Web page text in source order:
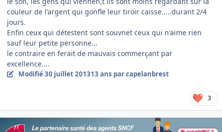
couleur de l'argent qui gonfle leur tiroir caisse.....durant 2/4
jours.
Enfin ceux qui détestent sont souvnet ceux qui n'aime rien
sauf leur petite personne...
le contraire en ferait de mauvais commerçant par
excellence....
Modifié30 juillet 201313 ans par capelanbrest
3